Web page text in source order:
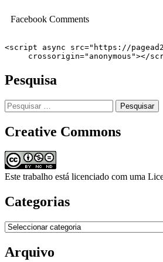
Facebook Comments
<script async src="https://
crossorigin="anonymous"></
Pesquisa
Pesquisar
por:
Creative Commons
Este trabalho está licenciado com uma
Categorias
Categorias
Arquivo